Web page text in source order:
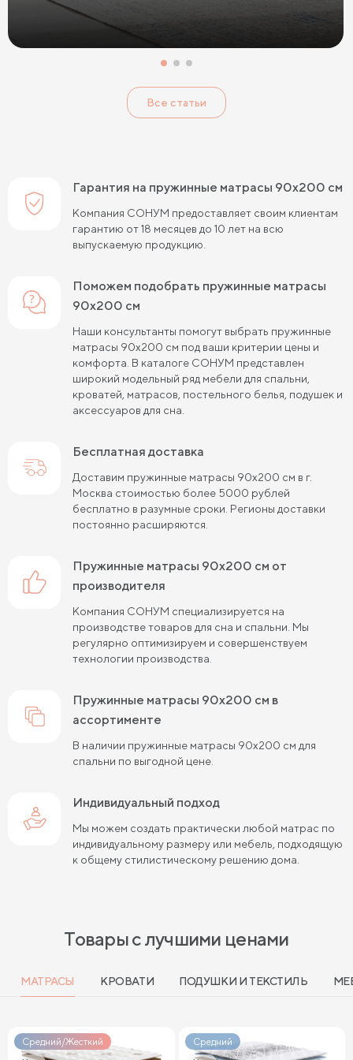
Матрасы с 7 зонами жесткости
Двуспальные матрасы Матрасы для кроватей
Односпальные матрасы 80х190
Жесткие матрасы 160х200
Односпальные пружинные матрасы
Кокосовые пружинные матрасы
Пружинные матрасы 80 см
Пружинные матрасы 120 см
Пружинные матрасы 160 см
Пружинные матрасы 180 см Жесткие матрасы 90х200
Пружинные матрасы 80х190 см
Пружинные матрасы 90х200 см
Жесткие матрасы 180х200
Пружинные матрасы 120х200 см
Пружинные матрасы 140х200 см
Пружинные матрасы 160х200 см
Мягкие матрасы 160х200
Пружинные матрасы 180х200 см Матрасы в скрутке
Пружинные матрасы 200х200 см
Жесткие матрасы шириной 160 см
Все статьи
Гарантия на пружинные матрасы 90х200 см
Компания СОНУМ предоставляет своим клиентам
гарантию от 18 месяцев до 10 лет на всю
выпускаемую продукцию.
Поможем подобрать пружинные матрасы
90х200 см
Наши консультанты помогут выбрать пружинные
матрасы 90х200 см под ваши критерии цены и
комфорта. В каталоге СОНУМ представлен
широкий модельный ряд мебели для спальни,
кроватей, матрасов, постельного белья, подушек и
аксессуаров для сна.
Бесплатная доставка
Доставим пружинные матрасы 90х200 см в г.
Москва стоимостью более 5000 рублей
бесплатно в разумные сроки. Регионы доставки
постоянно расширяются.
пружинные матрасы 90х200 см от
производителя
Компания СОНУМ специализируется на
производстве товаров для сна и спальни. Мы
регулярно оптимизируем и совершенствуем
технологии производства.
пружинные матрасы 90х200 см в
ассортименте
В наличии пружинные матрасы 90х200 см для
спальни по выгодной цене.
Индивидуальный подход
Мы можем создать практически любой матрас по
индивидуальному размеру или мебель, подходящую
к общему стилистическому решению дома.
Товары с лучшими ценами
МАТРАСЫ КРОВАТИ ПОДУШКИ И ТЕКСТИЛЬ
Средний/Жесткий
Средний